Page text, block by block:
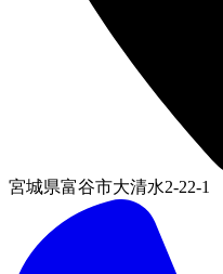
宮城県富谷市大清水2-22-1